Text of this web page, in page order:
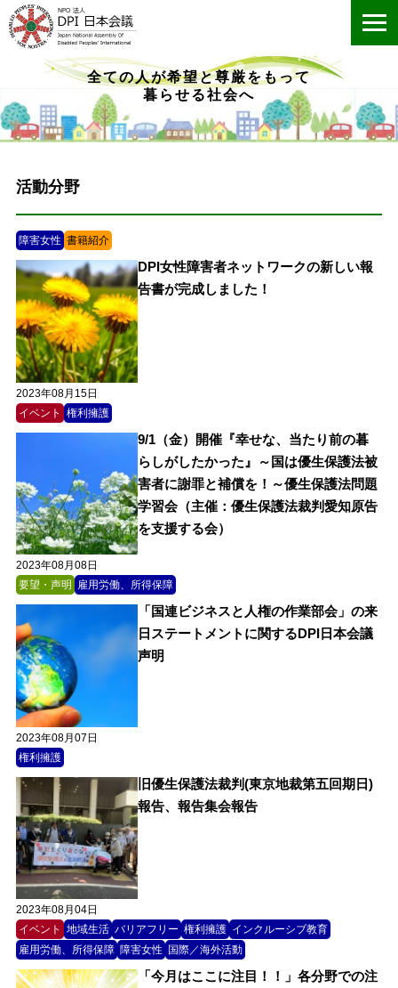
全ての人が希望と尊厳をもって
暮らせる社会へ
活動分野
障害女性 書籍紹介
2023年08月15日
DPI女性障害者ネットワークの新しい報
告書が完成しました！
イベント 権利擁護
2023年08月08日
9/1（金）開催『幸せな、当たり前の暮
らしがしたかった』～国は優生保護法被
害者に謝罪と補償を！～優生保護法問題
学習会（主催：優生保護法裁判愛知原告
を支援する会）
要望・声明 雇用労働、所得保障
2023年08月07日
「国連ビジネスと人権の作業部会」の来
日ステートメントに関するDPI日本会議
声明
権利擁護
2023年08月04日
旧優生保護法裁判(東京地裁第五回期日)
報告、報告集会報告
イベント 地域生活 バリアフリー 権利擁護 インクルーシブ教育
雇用労働、所得保障 障害女性 国際／海外活動
「今月はここに注目！！」各分野での注